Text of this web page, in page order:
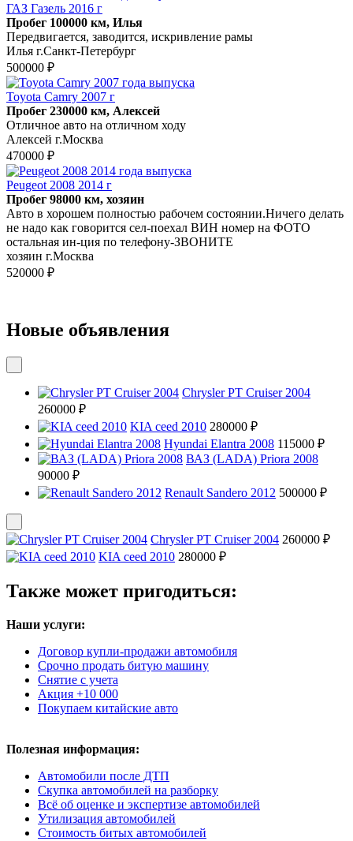
ГАЗ Газель 2016 г
Пробег 100000 км, Илья
Передвигается, заводится, искривление рамы
Илья г.Санкт-Петербург
500000 ₽
Toyota Camry 2007 г
Пробег 230000 км, Алексей
Отличное авто на отличном ходу
Алексей г.Москва
470000 ₽
Peugeot 2008 2014 г
Пробег 98000 км, хозяин
Авто в хорошем полностью рабочем состоянии.Ничего делать
не надо как говорится сел-поехал ВИН номер на ФОТО
остальная ин-ция по телефону-ЗВОНИТЕ
хозяин г.Москва
520000 ₽
Новые объявления
Chrysler PT Cruiser 2004
260000 ₽
KIA ceed 2010 280000 ₽
Hyundai Elantra 2008 115000 ₽
ВАЗ (LADA) Priora 2008
90000 ₽
Renault Sandero 2012 500000 ₽
Chrysler PT Cruiser 2004 260000 ₽
KIA ceed 2010 280000 ₽
Также может пригодиться:
Наши услуги:
Договор купли-продажи автомобиля
Срочно продать битую машину
Снятие с учета
Акция +10 000
Покупаем китайские авто
Полезная информация:
Автомобили после ДТП
Скупка автомобилей на разборку
Всё об оценке и экспертизе автомобилей
Утилизация автомобилей
Стоимость битых автомобилей